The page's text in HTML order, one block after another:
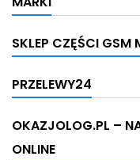
SKLEP CZĘŚCI GSM
PRZELEWY24
OKAZJOLOG.PL –
ONLINE